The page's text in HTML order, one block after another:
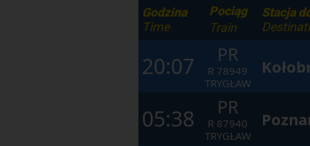
Godzina
Time
Pociąg
Train
Stacja
20:07 PR
R 78949
TRYGŁAW
05:38
PR
R 87940
TRYGŁAW